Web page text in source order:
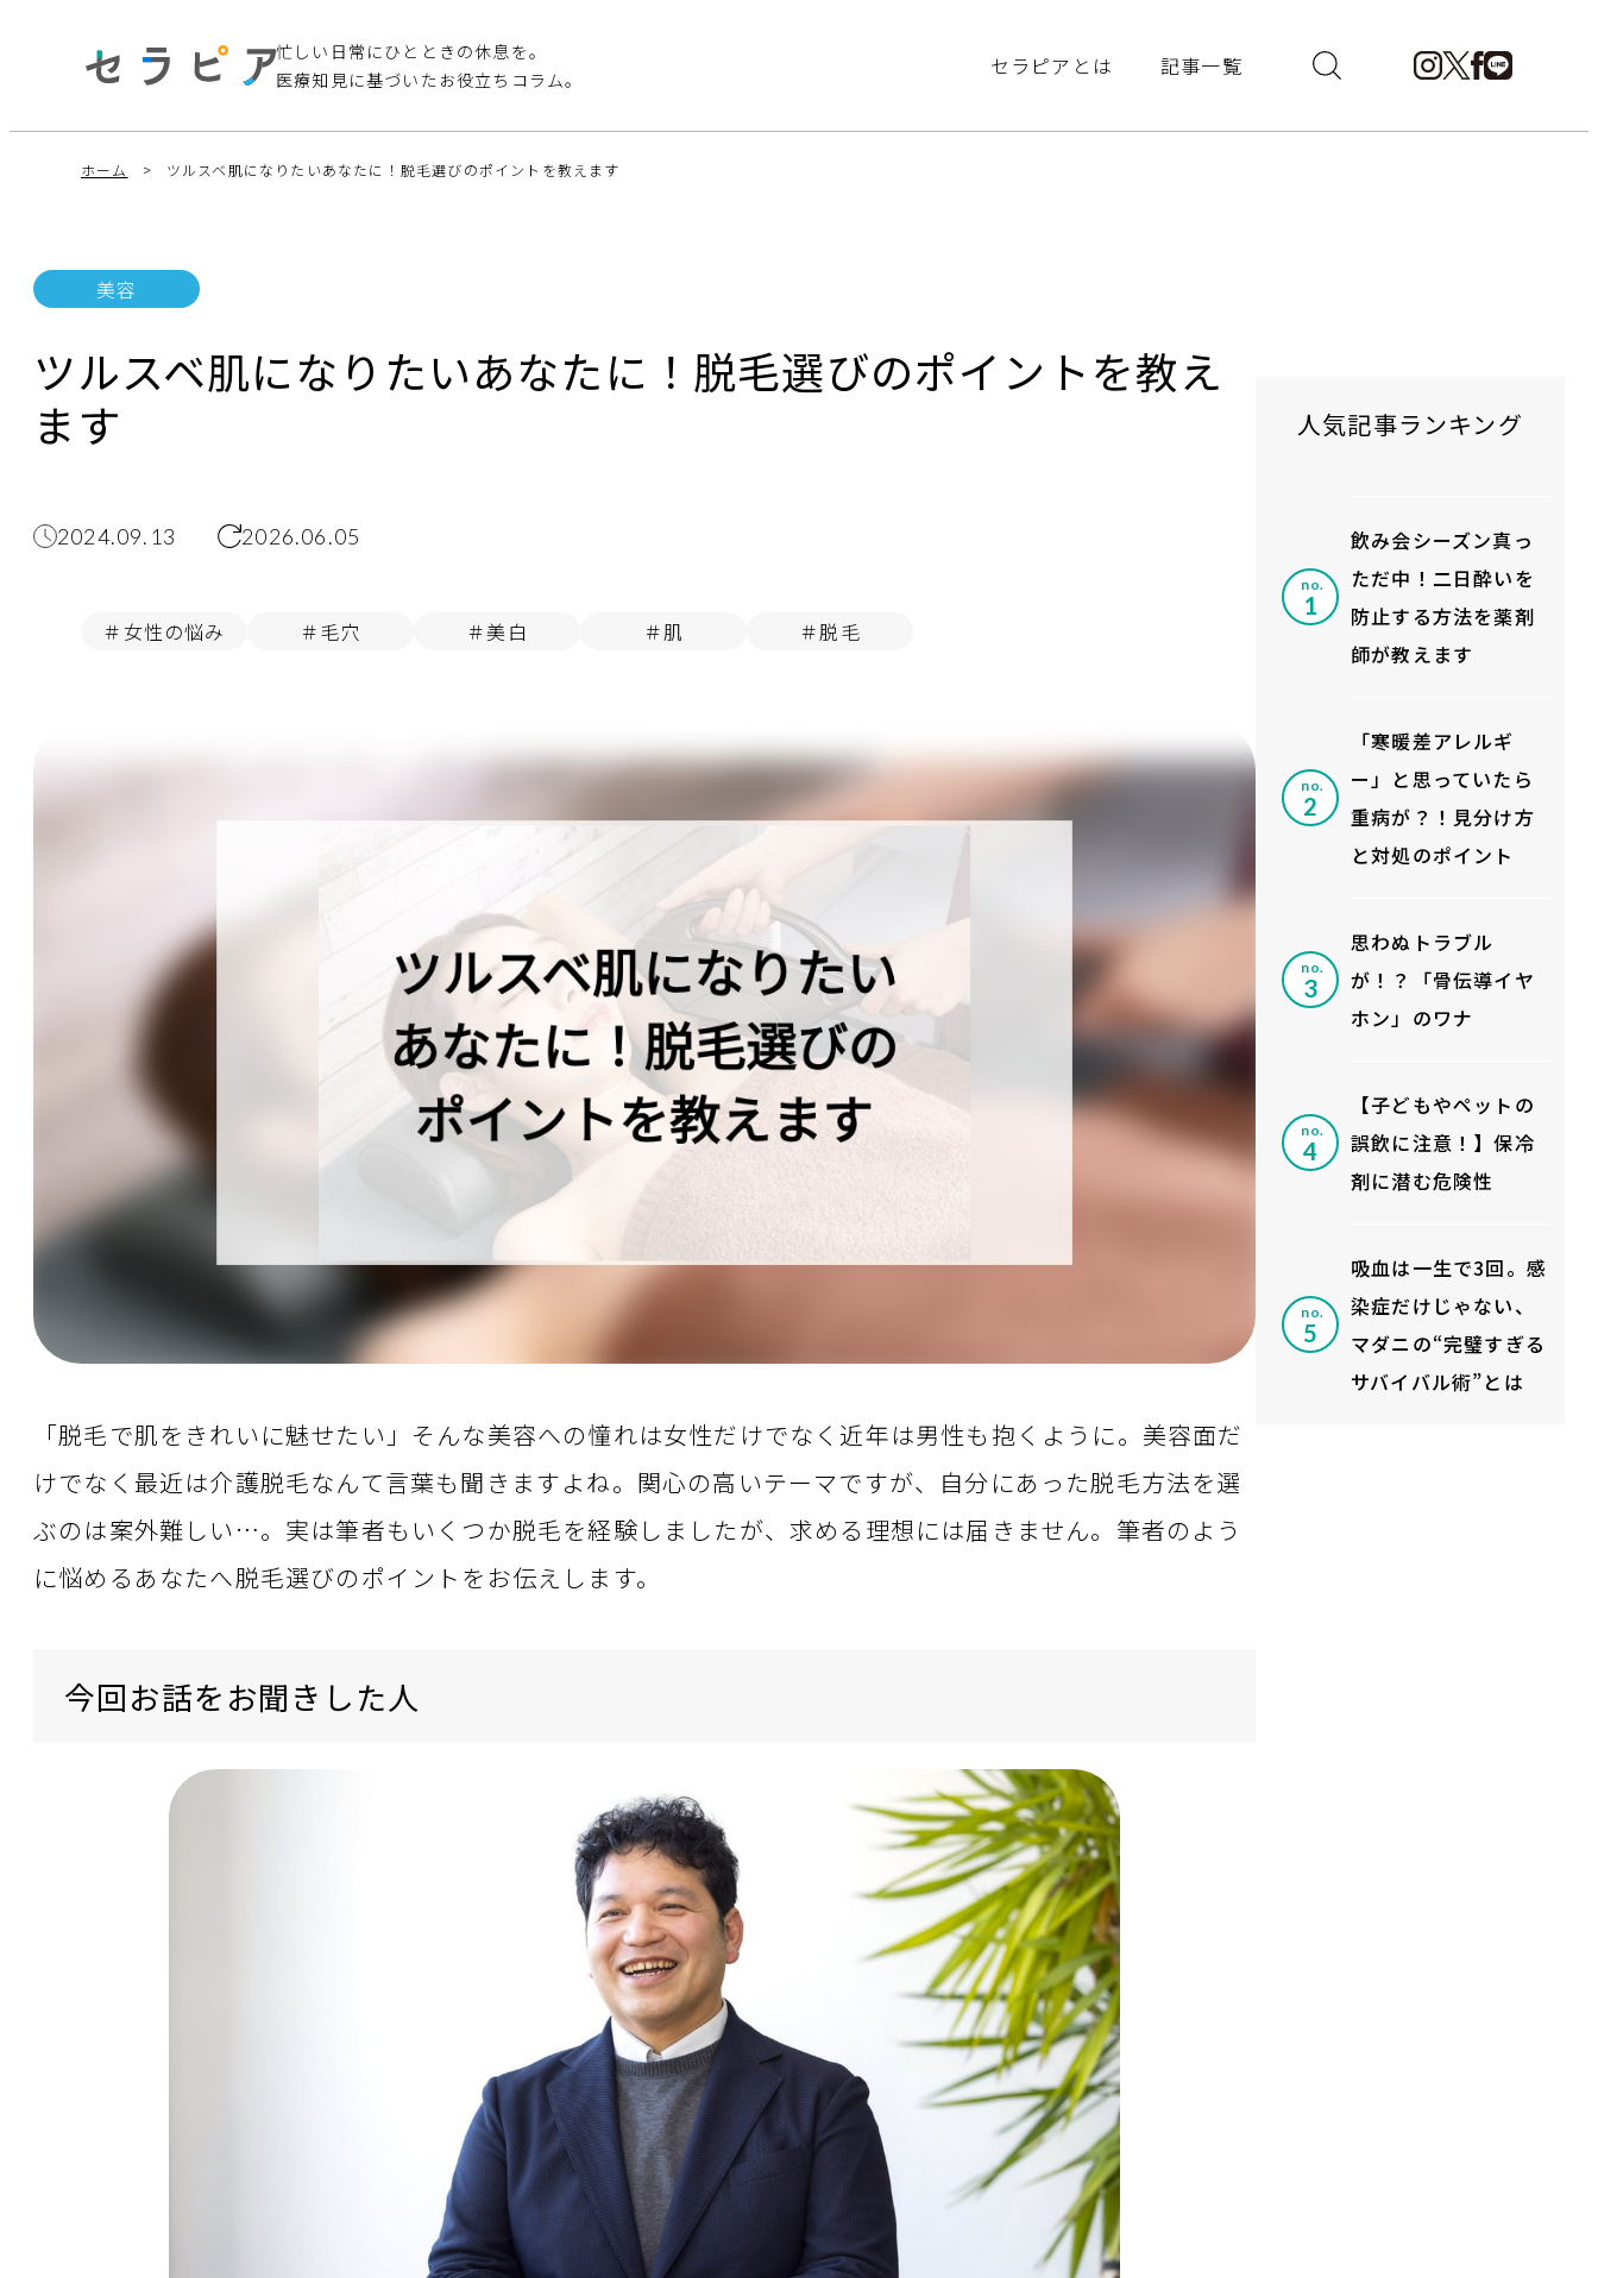
忙しい日常にひとときの休息を。
医療知見に基づいたお役立ちコラム。
セラピアとは 記事一覧
ホーム ツルスベ肌になりたいあなたに！脱毛選びのポイントを教えます
美容
ツルスベ肌になりたいあなたに！脱毛選びのポイントを教え
ます
2024.09.13 2026.06.05
＃女性の悩み ＃毛穴 ＃美白 ＃肌 ＃脱毛
「脱毛で肌をきれいに魅せたい」そんな美容への憧れは女性だけでなく近年は男性も抱くように。美容面だ
けでなく最近は介護脱毛なんて言葉も聞きますよね。関心の高いテーマですが、自分にあった脱毛方法を選
ぶのは案外難しい…。実は筆者もいくつか脱毛を経験しましたが、求める理想には届きません。筆者のよう
に悩めるあなたへ脱毛選びのポイントをお伝えします。
今回お話をお聞きした人
人気記事ランキング
no.
飲み会シーズン真っ
ただ中！二日酔いを
防止する方法を薬剤
師が教えます
no.
「寒暖差アレルギ
ー」と思っていたら
重病が？！見分け方
と対処のポイント
no.
思わぬトラブル
が！？「骨伝導イヤ
ホン」のワナ
no.
【子どもやペットの
誤飲に注意！】保冷
剤に潜む危険性
no.
吸血は一生で3回。感
染症だけじゃない、
マダニの“完璧すぎる
サバイバル術”とは